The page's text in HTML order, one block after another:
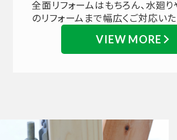
全面リフォームはもちろん、水廻
のリフォームまで幅広くご対応いた
VIEW MORE